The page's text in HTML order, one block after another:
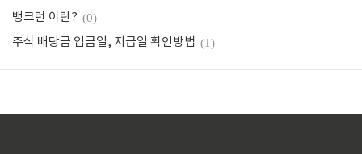
뱅크런 이란? (0)
주식 배당금 입금일, 지급일 확인방법 (1)